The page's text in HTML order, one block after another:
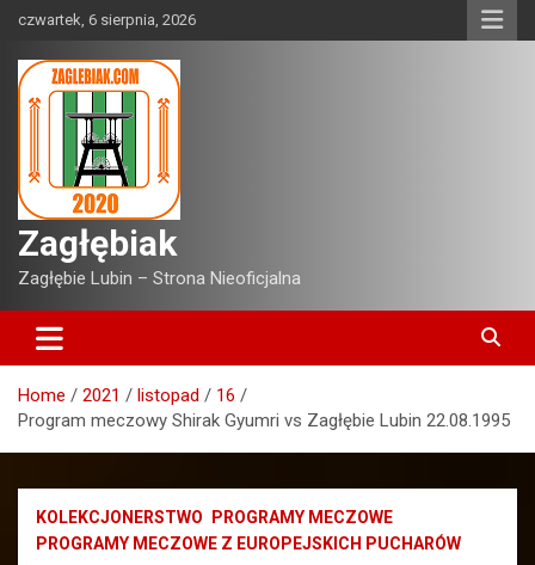
content
czwartek, 6 sierpnia, 2026
Zagłębiak
Zagłębie Lubin – Strona Nieoficjalna
Home 2021 listopad
16
Program meczowy Shirak Gyumri vs Zagłębie Lubin 22.08.1995
KOLEKCJONERSTWO
PROGRAMY MECZOWE
PROGRAMY MECZOWE Z EUROPEJSKICH PUCHARÓW